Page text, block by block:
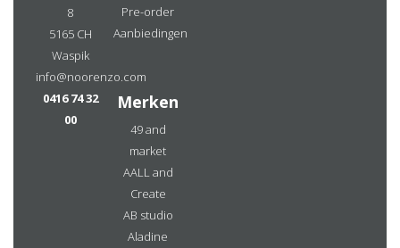
8
5165 CH
Waspik
info@noorenzo.com
0416 74 32
00
Pre-order
Aanbiedingen
Merken
49 and
market
AALL and
Create
AB studio
Aladine